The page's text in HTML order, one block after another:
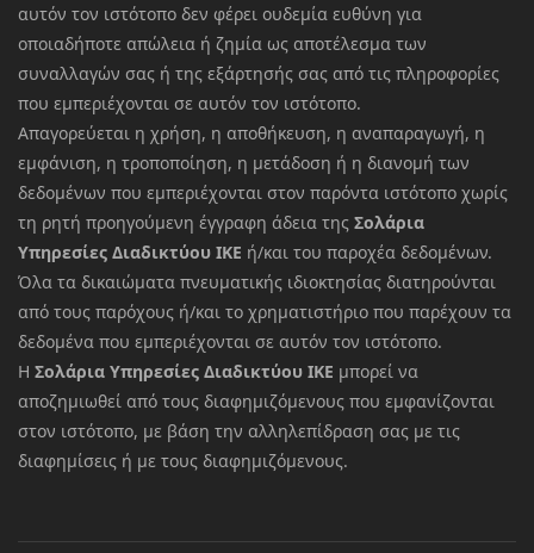
αυτόν τον ιστότοπο δεν φέρει ουδεμία ευθύνη για
οποιαδήποτε απώλεια ή ζημία ως αποτέλεσμα των
συναλλαγών σας ή της εξάρτησής σας από τις πληροφορίες
που εμπεριέχονται σε αυτόν τον ιστότοπο.
Απαγορεύεται η χρήση, η αποθήκευση, η αναπαραγωγή, η
εμφάνιση, η τροποποίηση, η μετάδοση ή η διανομή των
δεδομένων που εμπεριέχονται στον παρόντα ιστότοπο χωρίς
τη ρητή προηγούμενη έγγραφη άδεια της Σολάρια
Υπηρεσίες Διαδικτύου ΙΚΕ ή/και του παροχέα δεδομένων.
Όλα τα δικαιώματα πνευματικής ιδιοκτησίας διατηρούνται
από τους παρόχους ή/και το χρηματιστήριο που παρέχουν τα
δεδομένα που εμπεριέχονται σε αυτόν τον ιστότοπο.
Η Σολάρια Υπηρεσίες Διαδικτύου ΙΚΕ μπορεί να
αποζημιωθεί από τους διαφημιζόμενους που εμφανίζονται
στον ιστότοπο, με βάση την αλληλεπίδραση σας με τις
διαφημίσεις ή με τους διαφημιζόμενους.